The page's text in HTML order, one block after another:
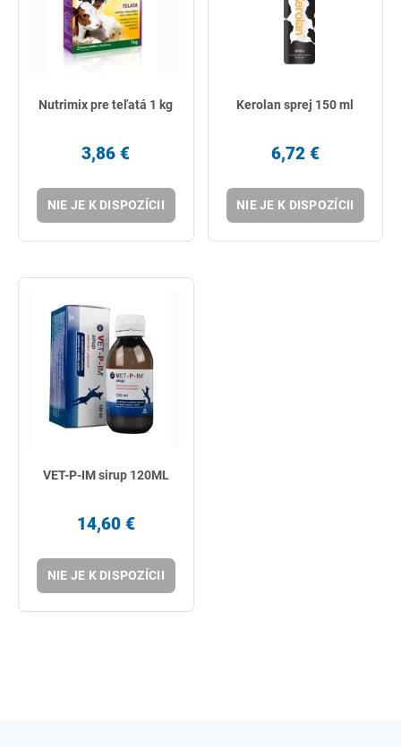
Nutrimix pre teľatá 1 kg
3,86 €
NIE JE K DISPOZÍCII
Kerolan sprej 150 ml
6,72 €
NIE JE K DISPOZÍCII
VET-P-IM sirup 120ML
14,60 €
NIE JE K DISPOZÍCII